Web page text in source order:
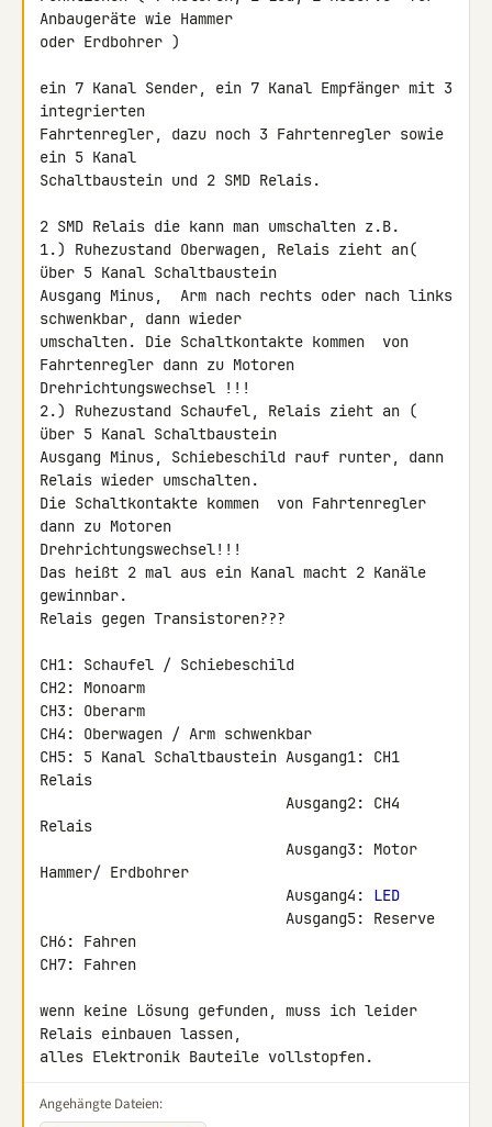
Anbaugeräte wie Hammer
oder Erdbohrer )
ein 7 Kanal Sender, ein 7 Kanal Empfänger mit 3
integrierten
Fahrtenregler, dazu noch 3 Fahrtenregler sowie
ein 5 Kanal
Schaltbaustein und 2 SMD Relais.
2 SMD Relais die kann man umschalten z.B.
1.) Ruhezustand Oberwagen, Relais zieht an(
über 5 Kanal Schaltbaustein
Ausgang Minus,  Arm nach rechts oder nach links
schwenkbar, dann wieder
umschalten. Die Schaltkontakte kommen  von
Fahrtenregler dann zu Motoren
Drehrichtungswechsel !!!
2.) Ruhezustand Schaufel, Relais zieht an (
über 5 Kanal Schaltbaustein
Ausgang Minus, Schiebeschild rauf runter, dann
Relais wieder umschalten.
Die Schaltkontakte kommen  von Fahrtenregler
dann zu Motoren
Drehrichtungswechsel!!!
Das heißt 2 mal aus ein Kanal macht 2 Kanäle
gewinnbar.
Relais gegen Transistoren???
CH1: Schaufel / Schiebeschild
CH2: Monoarm
CH3: Oberarm
CH4: Oberwagen / Arm schwenkbar
CH5: 5 Kanal Schaltbaustein Ausgang1: CH1
Relais
Relais
Hammer/ Erdbohrer
                            Ausgang4:
LED
CH6: Fahren
CH7: Fahren
wenn keine Lösung gefunden, muss ich leider
Relais einbauen lassen,
alles Elektronik Bauteile vollstopfen.
Angehängte Dateien: